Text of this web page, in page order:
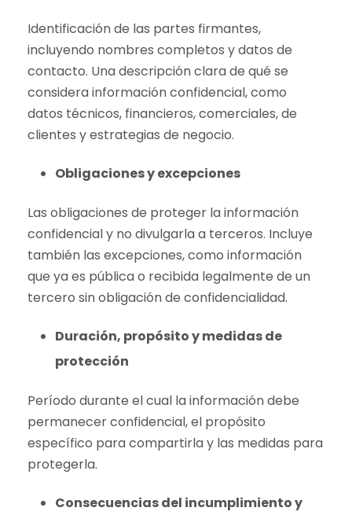
Identificación de las partes firmantes,
incluyendo nombres completos y datos de
contacto. Una descripción clara de qué se
considera información confidencial, como
datos técnicos, financieros, comerciales, de
clientes y estrategias de negocio.
Obligaciones y excepciones
Las obligaciones de proteger la información
confidencial y no divulgarla a terceros. Incluye
también las excepciones, como información
que ya es pública o recibida legalmente de un
tercero sin obligación de confidencialidad.
Duración, propósito y medidas de
protección
Período durante el cual la información debe
permanecer confidencial, el propósito
específico para compartirla y las medidas para
protegerla.
Consecuencias del incumplimiento y